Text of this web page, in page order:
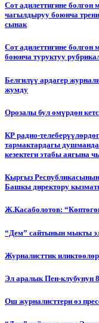
Сот адилеттигине
чагылдыруу боюнча
сынак
Сот адилеттигине
боюнча туруктуу
Белгилүү ардагер
жумду
Орозалы бул өмүрдөн
КР радио-
тармактардагы
кезектеги этабы аягына
Кыргыз
Башкы директору
Ж.Касаболотов:
“Дем” сайтынын мыкты
Журналисттик
Эл аралык Пен-клубунун
Ош журналисттери өз